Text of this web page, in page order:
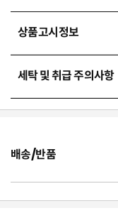
상품고시정보
세탁 및 취급 주의사항
배송/반품